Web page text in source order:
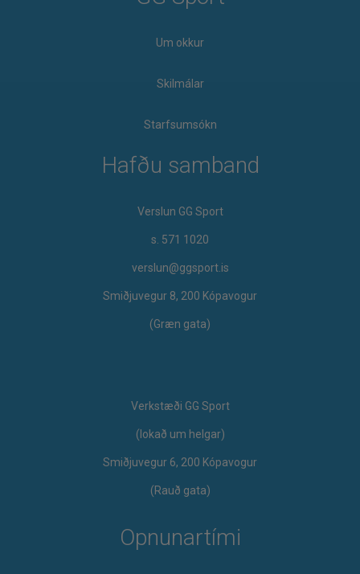
Um okkur
Skilmálar
Starfsumsókn
Hafðu samband
Verslun GG Sport
s. 571 1020
verslun@ggsport.is
Smiðjuvegur 8, 200 Kópavogur
(Græn gata)
Verkstæði GG Sport
​(lokað um helgar)
Smiðjuvegur 6, 200 Kópavogur
(Rauð gata)
Opnunartími